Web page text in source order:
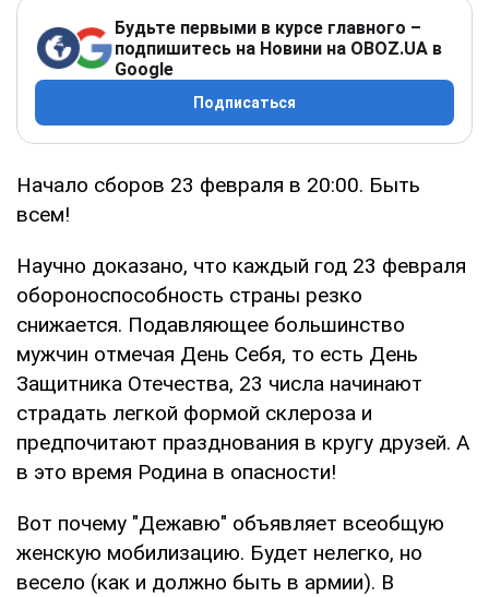
Будьте первыми в курсе главного –
подпишитесь на Новини на OBOZ.UA в
Google
Подписаться
Начало сборов 23 февраля в 20:00. Быть
всем!
Научно доказано, что каждый год 23 февраля
обороноспособность страны резко
снижается. Подавляющее большинство
мужчин отмечая День Себя, то есть День
Защитника Отечества, 23 числа начинают
страдать легкой формой склероза и
предпочитают празднования в кругу друзей. А
в это время Родина в опасности!
Вот почему "Дежавю" объявляет всеобщую
женскую мобилизацию. Будет нелегко, но
весело (как и должно быть в армии). В